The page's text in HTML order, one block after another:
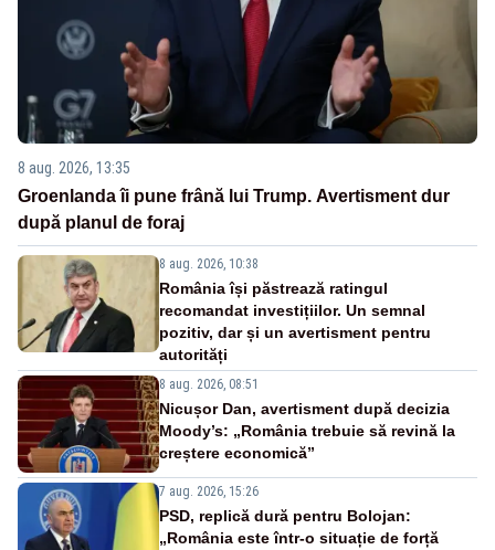
8 aug. 2026, 13:35
Groenlanda îi pune frână lui Trump. Avertisment dur
după planul de foraj
8 aug. 2026, 10:38
România își păstrează ratingul
recomandat investițiilor. Un semnal
pozitiv, dar și un avertisment pentru
autorități
8 aug. 2026, 08:51
Nicușor Dan, avertisment după decizia
Moody’s: „România trebuie să revină la
creștere economică”
7 aug. 2026, 15:26
PSD, replică dură pentru Bolojan:
„România este într-o situație de forță